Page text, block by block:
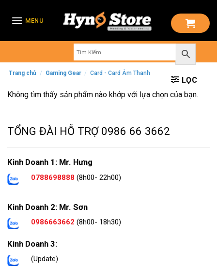
MENU
Trang chủ / Gaming Gear / Card - Card Âm Thanh
LỌC
Không tìm thấy sản phẩm nào khớp với lựa chọn của bạn.
TỔNG ĐÀI HỖ TRỢ 0986 66 3662
Kinh Doanh 1: Mr. Hưng
0788698888 (8h00- 22h00)
Kinh Doanh 2: Mr. Sơn
0986663662 (8h00- 18h30)
Kinh Doanh 3:
(Update)